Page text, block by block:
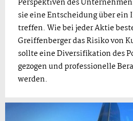
sie eine Entscheidung über
treffen. Wie bei jeder Aktie
Greiffenberger das Risiko von
sollte eine Diversifikation des
gezogen und professionelle
werden.